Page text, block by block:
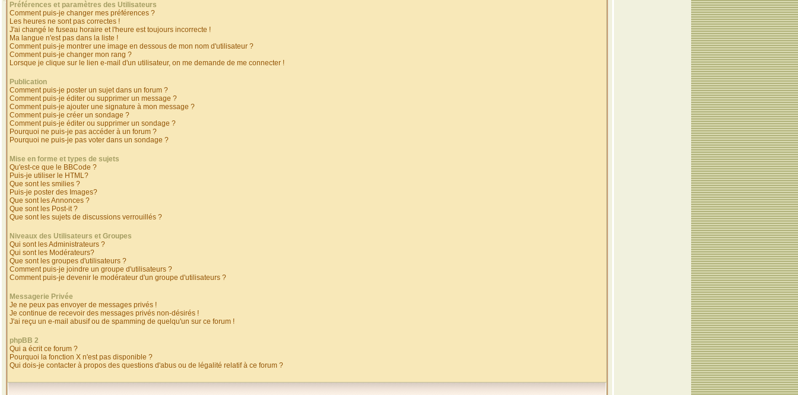
Préférences et paramètres des Utilisateurs
Comment puis-je changer mes préférences ?
Les heures ne sont pas correctes !
J'ai changé le fuseau horaire et l'heure est toujours incorrecte !
Ma langue n'est pas dans la liste !
Comment puis-je montrer une image en dessous de mon nom d'utilisateur ?
Comment puis-je changer mon rang ?
Lorsque je clique sur le lien e-mail d'un utilisateur, on me demande de me connecter !
Publication
Comment puis-je poster un sujet dans un forum ?
Comment puis-je éditer ou supprimer un message ?
Comment puis-je ajouter une signature à mon message ?
Comment puis-je créer un sondage ?
Comment puis-je éditer ou supprimer un sondage ?
Pourquoi ne puis-je pas accéder à un forum ?
Pourquoi ne puis-je pas voter dans un sondage ?
Mise en forme et types de sujets
Qu'est-ce que le BBCode ?
Puis-je utiliser le HTML?
Que sont les smilies ?
Puis-je poster des Images?
Que sont les Annonces ?
Que sont les Post-it ?
Que sont les sujets de discussions verrouillés ?
Niveaux des Utilisateurs et Groupes
Qui sont les Administrateurs ?
Qui sont les Modérateurs?
Que sont les groupes d'utilisateurs ?
Comment puis-je joindre un groupe d'utilisateurs ?
Comment puis-je devenir le modérateur d'un groupe d'utilisateurs ?
Messagerie Privée
Je ne peux pas envoyer de messages privés !
Je continue de recevoir des messages privés non-désirés !
J'ai reçu un e-mail abusif ou de spamming de quelqu'un sur ce forum !
phpBB 2
Qui a écrit ce forum ?
Pourquoi la fonction X n'est pas disponible ?
Qui dois-je contacter à propos des questions d'abus ou de légalité relatif à ce forum ?